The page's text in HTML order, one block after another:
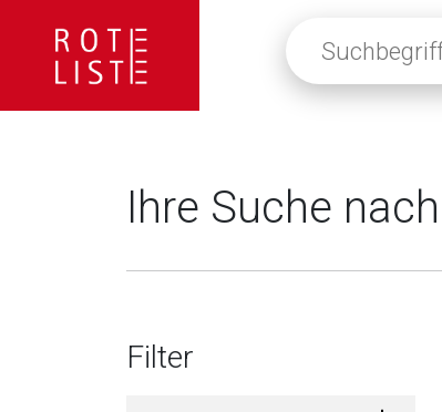
eingeben
oder
klicken,
Fachinformationen
Ihre Suche nach
Filter